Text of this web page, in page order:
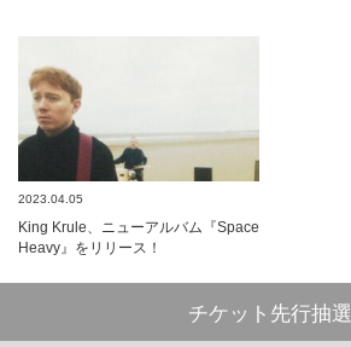
2023.04.05
King Krule、ニューアルバム『Space
Heavy』をリリース！
チケット先行抽選